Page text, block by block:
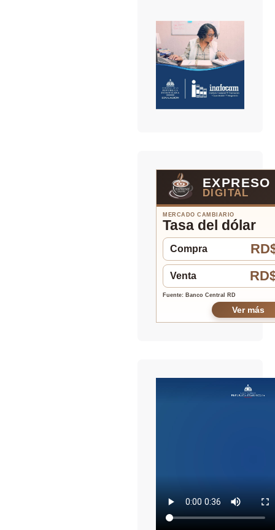
EXPRESO
DIGITAL
MERCADO CAMBIARIO
Tasa del dólar
Compra
Venta
Fuente: Banco Central RD
Ver más